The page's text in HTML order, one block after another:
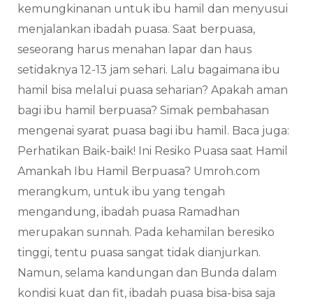
kemungkinanan untuk ibu hamil dan menyusui
menjalankan ibadah puasa. Saat berpuasa,
seseorang harus menahan lapar dan haus
setidaknya 12-13 jam sehari. Lalu bagaimana ibu
hamil bisa melalui puasa seharian? Apakah aman
bagi ibu hamil berpuasa? Simak pembahasan
mengenai syarat puasa bagi ibu hamil. Baca juga:
Perhatikan Baik-baik! Ini Resiko Puasa saat Hamil
Amankah Ibu Hamil Berpuasa? Umroh.com
merangkum, untuk ibu yang tengah
mengandung, ibadah puasa Ramadhan
merupakan sunnah. Pada kehamilan beresiko
tinggi, tentu puasa sangat tidak dianjurkan.
Namun, selama kandungan dan Bunda dalam
kondisi kuat dan fit, ibadah puasa bisa-bisa saja